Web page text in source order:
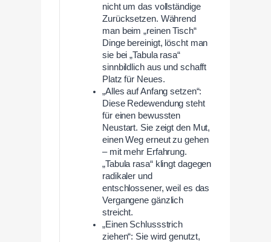
nicht um das vollständige
Zurücksetzen. Während
man beim „reinen Tisch“
Dinge bereinigt, löscht man
sie bei „Tabula rasa“
sinnbildlich aus und schafft
Platz für Neues.
„Alles auf Anfang setzen“:
Diese Redewendung steht
für einen bewussten
Neustart. Sie zeigt den Mut,
einen Weg erneut zu gehen
– mit mehr Erfahrung.
„Tabula rasa“ klingt dagegen
radikaler und
entschlossener, weil es das
Vergangene gänzlich
streicht.
„Einen Schlussstrich
ziehen“: Sie wird genutzt,